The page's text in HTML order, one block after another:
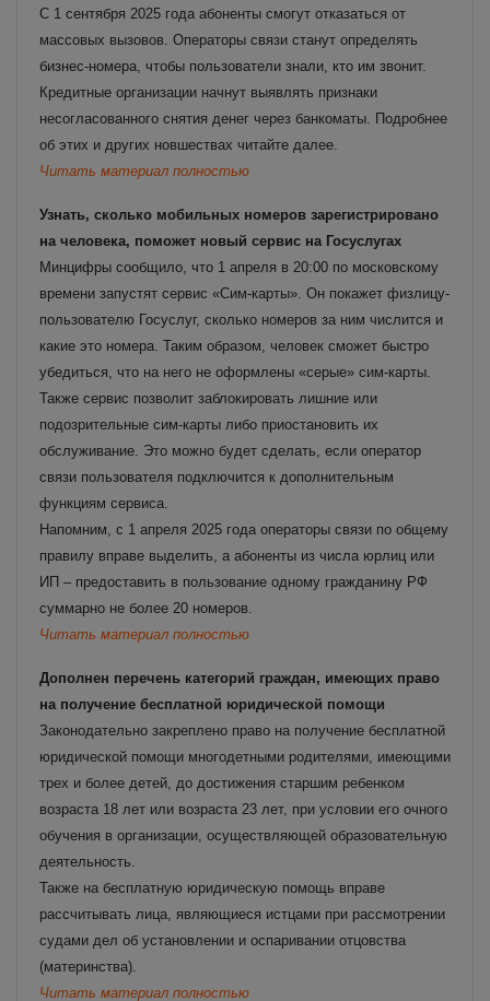
С 1 сентября 2025 года абоненты смогут отказаться от
массовых вызовов. Операторы связи станут определять
бизнес-номера, чтобы пользователи знали, кто им звонит.
Кредитные организации начнут выявлять признаки
несогласованного снятия денег через банкоматы. Подробнее
об этих и других новшествах читайте далее.
Читать материал полностью
Узнать, сколько мобильных номеров зарегистрировано
на человека, поможет новый сервис на Госуслугах
Минцифры сообщило, что 1 апреля в 20:00 по московскому
времени запустят сервис «Сим-карты». Он покажет физлицу-
пользователю Госуслуг, сколько номеров за ним числится и
какие это номера. Таким образом, человек сможет быстро
убедиться, что на него не оформлены «серые» сим-карты.
Также сервис позволит заблокировать лишние или
подозрительные сим-карты либо приостановить их
обслуживание. Это можно будет сделать, если оператор
связи пользователя подключится к дополнительным
функциям сервиса.
Напомним, с 1 апреля 2025 года операторы связи по общему
правилу вправе выделить, а абоненты из числа юрлиц или
ИП – предоставить в пользование одному гражданину РФ
суммарно не более 20 номеров.
Читать материал полностью
Дополнен перечень категорий граждан, имеющих право
на получение бесплатной юридической помощи
Законодательно закреплено право на получение бесплатной
юридической помощи многодетными родителями, имеющими
трех и более детей, до достижения старшим ребенком
возраста 18 лет или возраста 23 лет, при условии его очного
обучения в организации, осуществляющей образовательную
деятельность.
Также на бесплатную юридическую помощь вправе
рассчитывать лица, являющиеся истцами при рассмотрении
судами дел об установлении и оспаривании отцовства
(материнства).
Читать материал полностью